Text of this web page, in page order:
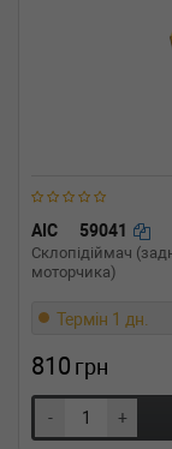
AIC 59041
Склопідіймач
моторчика)
Термін 1 дн.
810 грн
- +